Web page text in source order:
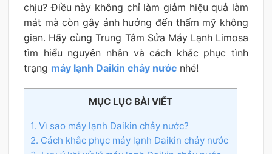
chịu? Điều này không chỉ làm giảm hiệu quả làm
mát mà còn gây ảnh hưởng đến thẩm mỹ không
gian. Hãy cùng Trung Tâm Sửa Máy Lạnh Limosa
tìm hiểu nguyên nhân và cách khắc phục tình
trạng máy lạnh Daikin chảy nước nhé!
MỤC LỤC BÀI VIẾT
1. Vì sao máy lạnh Daikin chảy nước?
2. Cách khắc phục máy lạnh Daikin chảy nước